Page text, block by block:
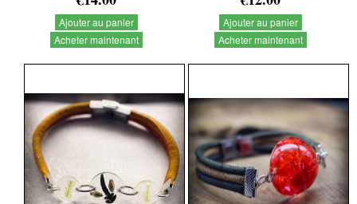
Ajouter au panier
Acheter maintenant
Ajouter au panier
Acheter maintenant